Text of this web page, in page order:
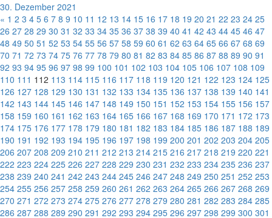
30. Dezember 2021
« 1 2 3 4 5 6 7 8 9 10 11 12 13 14 15 16 17 18 19 20 21 22 23 24 25
26 27 28 29 30 31 32 33 34 35 36 37 38 39 40 41 42 43 44 45 46 47
48 49 50 51 52 53 54 55 56 57 58 59 60 61 62 63 64 65 66 67 68 69
70 71 72 73 74 75 76 77 78 79 80 81 82 83 84 85 86 87 88 89 90 91
92 93 94 95 96 97 98 99 100 101 102 103 104 105 106 107 108 109
110 111 112 113 114 115 116 117 118 119 120 121 122 123 124 125
126 127 128 129 130 131 132 133 134 135 136 137 138 139 140 141
142 143 144 145 146 147 148 149 150 151 152 153 154 155 156 157
158 159 160 161 162 163 164 165 166 167 168 169 170 171 172 173
174 175 176 177 178 179 180 181 182 183 184 185 186 187 188 189
190 191 192 193 194 195 196 197 198 199 200 201 202 203 204 205
206 207 208 209 210 211 212 213 214 215 216 217 218 219 220 221
222 223 224 225 226 227 228 229 230 231 232 233 234 235 236 237
238 239 240 241 242 243 244 245 246 247 248 249 250 251 252 253
254 255 256 257 258 259 260 261 262 263 264 265 266 267 268 269
270 271 272 273 274 275 276 277 278 279 280 281 282 283 284 285
286 287 288 289 290 291 292 293 294 295 296 297 298 299 300 301